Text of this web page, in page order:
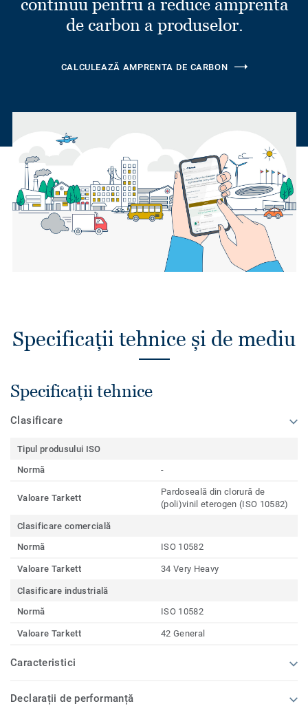
continuu pentru a reduce amprenta
de carbon a produselor.
CALCULEAZĂ AMPRENTA DE CARBON
Specificații tehnice și de mediu
Specificații tehnice
Clasificare
Tipul produsului ISO
Normă
-
Valoare Tarkett
Pardoseală din clorură de
(poli)vinil eterogen (ISO 10582)
Clasificare comercială
Normă
ISO 10582
Valoare Tarkett 34 Very Heavy
Clasificare industrială
Normă
ISO 10582
Valoare Tarkett 42 General
Caracteristici
Declarații de performanță